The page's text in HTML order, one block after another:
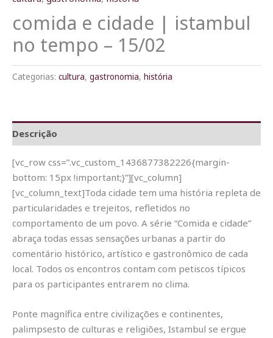
comida e cidade | istambul
no tempo – 15/02
Categorias: cultura, gastronomia, história
Descrição
[vc_row css=”.vc_custom_1436877382226{margin-
bottom: 15px !important;}”][vc_column]
[vc_column_text]Toda cidade tem uma história repleta de
particularidades e trejeitos, refletidos no
comportamento de um povo. A série “Comida e cidade”
abraça todas essas sensações urbanas a partir do
comentário histórico, artístico e gastronômico de cada
local. Todos os encontros contam com petiscos típicos
para os participantes entrarem no clima.
Ponte magnífica entre civilizações e continentes,
palimpsesto de culturas e religiões, Istambul se ergue